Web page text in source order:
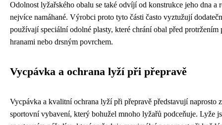
Odolnost lyžařského obalu se také odvíjí od konstrukce jeho dna a
nejvíce namáhané. Výrobci proto tyto části často vyztužují
používají speciální odolné plasty, které chrání obal před
hranami nebo drsným povrchem.
Vycpávka a ochrana lyží při přepravě
Vycpávka a kvalitní ochrana lyží při přepravě představují naprosto
sportovní vybavení, který bohužel mnoho lyžařů podceňuje. Lyže